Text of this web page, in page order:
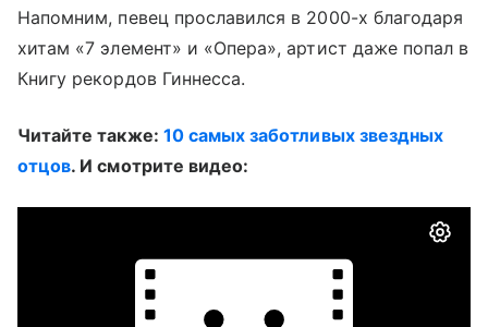
Напомним, певец прославился в 2000-х благодаря
хитам «7 элемент» и «Опера», артист даже попал в
Книгу рекордов Гиннесса.
Читайте также: 10 самых заботливых звездных
отцов. И смотрите видео: